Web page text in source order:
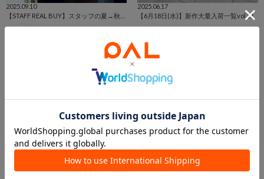
2025.09.10
2025.06.17
【6月18日(水)】新作大量入荷一覧vol.11